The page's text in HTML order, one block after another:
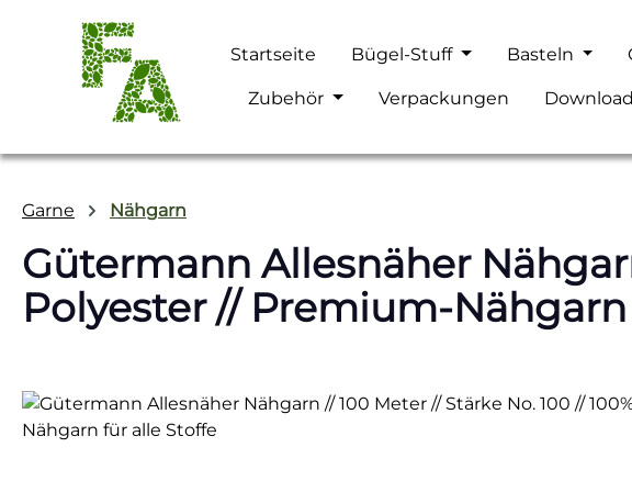
Hauptinhalt springen
Zur Suche springen
Zur Hauptnavigation springen
Startseite
Bügel-Stuff Basteln
Zubehör Verpackungen
Garne Nähgarn
Gütermann Allesnäher
Polyester // Premium-
Bildergalerie überspringen